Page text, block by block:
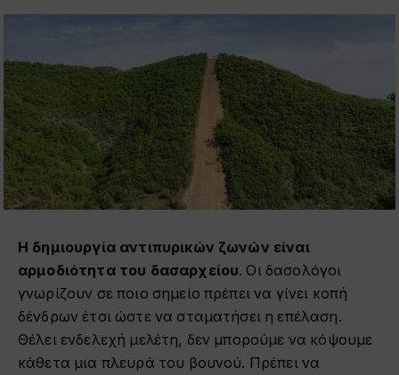
Η δημιουργία αντιπυρικών ζωνών είναι
αρμοδιότητα του δασαρχείου. Οι δασολόγοι
γνωρίζουν σε ποιο σημείο πρέπει να γίνει κοπή
δένδρων έτσι ώστε να σταματήσει η επέλαση.
Θέλει ενδελεχή μελέτη, δεν μπορούμε να κόψουμε
κάθετα μια πλευρά του βουνού. Πρέπει να